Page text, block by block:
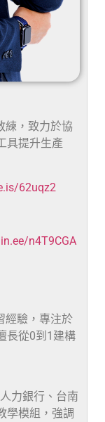
練，致力於協
具提升生產
62uqz2
n4T9CGA
經驗，專注於
長從0到1建構
力銀行、台南
學模組，強調